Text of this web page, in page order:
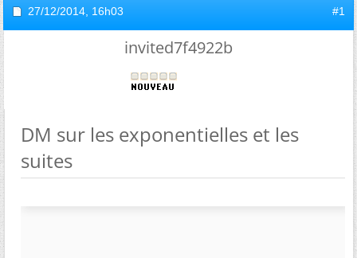
27/12/2014, 16h03 #1
invited7f4922b
DM sur les exponentielles et les
suites